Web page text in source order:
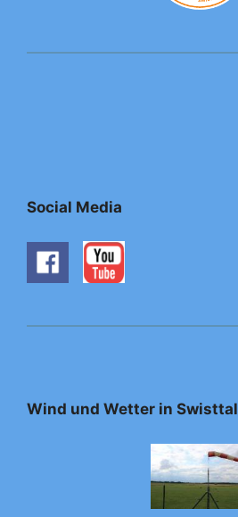
Social Media
Wind und Wetter in Swisttal